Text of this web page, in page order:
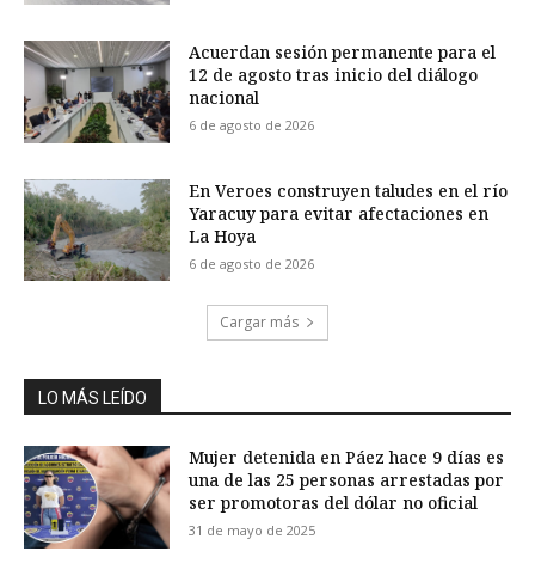
Acuerdan sesión permanente para el
12 de agosto tras inicio del diálogo
nacional
6 de agosto de 2026
En Veroes construyen taludes en el río
Yaracuy para evitar afectaciones en
La Hoya
6 de agosto de 2026
Cargar más
LO MÁS LEÍDO
Mujer detenida en Páez hace 9 días es
una de las 25 personas arrestadas por
ser promotoras del dólar no oficial
31 de mayo de 2025